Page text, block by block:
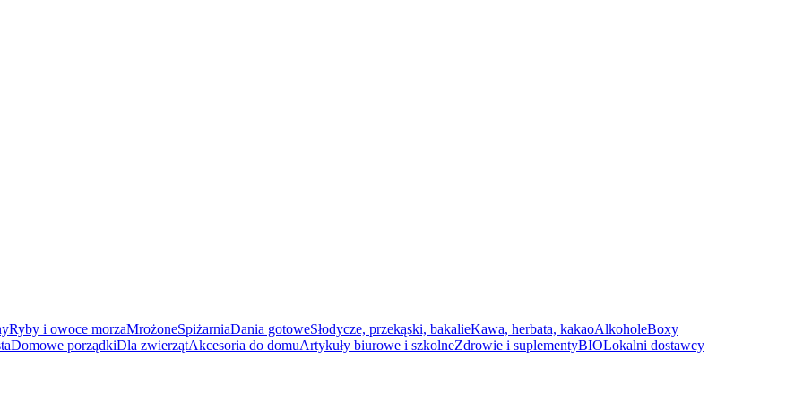
Ryby i owoce morzaMrożoneSpiżarniaDania gotoweSłodycze, przekąski, bakalieKawa, herbata, kakaoAlkoholeBoxy
Domowe porządkiDla zwierzątAkcesoria do domuArtykuły biurowe i szkolneZdrowie i suplementyBIOLokalni dostawcy